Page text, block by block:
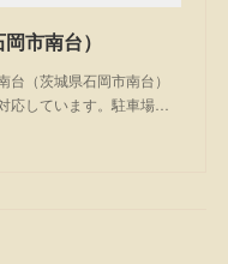
市南台）
台（茨城県石岡市南台）
応しています。駐車場…